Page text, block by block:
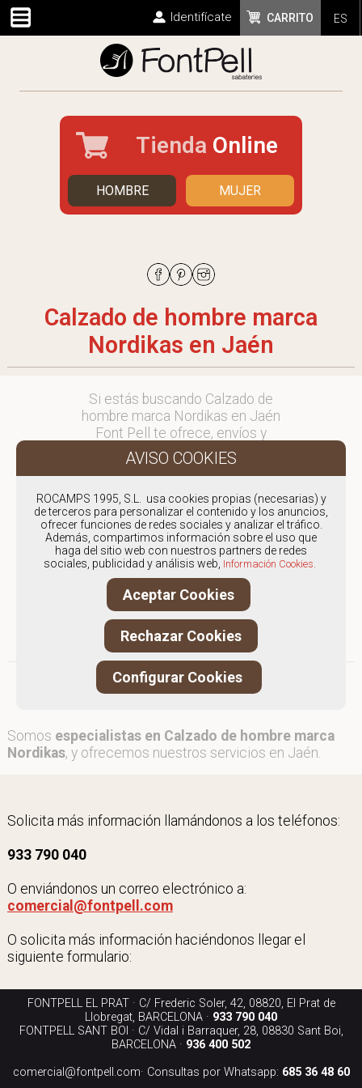
ES
CARRITO
Identifícate
Tienda Online
HOMBRE MUJER
Calzado de hombre marca
Nordikas en Jaén
Si estás buscando Calzado de
hombre marca Nordikas en Jaén
Font Pell te ofrece, envíos y
devoluciones gratuítos a Península y
Baleares, para otros destinos
en comercial@fontpell.com.
Los envíos a Jaén gestionados
entre semana se entregarán en
menos de 48 horas; los pedidos
realizados en fin de semana, el
producto se enviará a partir del
lunes.
Somos especialistas en Calzado de hombre marca
Nordikas, y ofrecemos nuestros servicios en Jaén.
Solicita más información llamándonos a los teléfonos:
933 790 040
O enviándonos un correo electrónico a:
comercial@fontpell.com
O solicita más información haciéndonos llegar el
siguiente formulario:
FONTPELL EL PRAT · C/ Frederic Soler, 42, 08820, El Prat de
Llobregat, BARCELONA · 933 790 040
FONTPELL SANT BOI · C/ Vidal i Barraquer, 28, 08830 Sant Boi,
BARCELONA · 936 400 502
comercial@fontpell.com· Consultas por Whatsapp: 685 36 48 60
ROCAMPS 1995, S.L. usa cookies propias (necesarias) y
de terceros para personalizar el contenido y los anuncios,
ofrecer funciones de redes sociales y analizar el tráfico.
Además, compartimos información sobre el uso que
haga del sitio web con nuestros partners de redes
sociales, publicidad y análisis web, Información Cookies.
Aceptar Cookies
Rechazar Cookies
Configurar Cookies